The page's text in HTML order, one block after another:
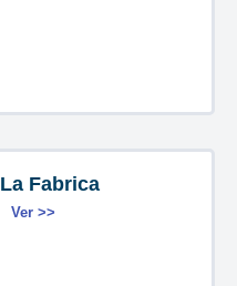
La Fabrica
Ver >>